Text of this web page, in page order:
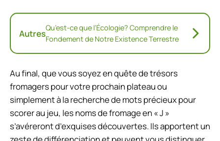
AutresQu’est-ce que l’Écologie? Comprendre le
Fondement de Notre Existence Terrestre
Au final, que vous soyez en quête de trésors
fromagers pour votre prochain plateau ou
simplement à la recherche de mots précieux pour
scorer au jeu, les noms de fromage en « J »
s’avéreront d’exquises découvertes. Ils apportent un